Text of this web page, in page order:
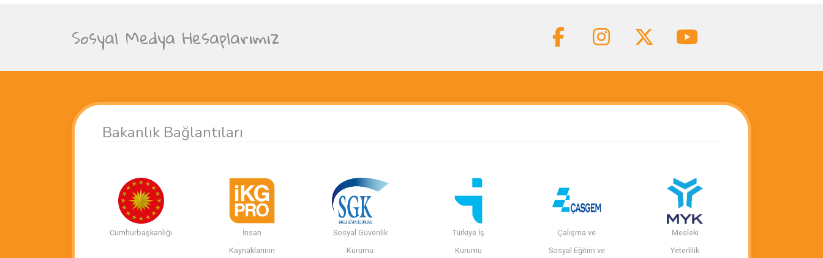
Sosyal Medya Hesaplarımız
Bakanlık Bağlantıları
Cumhurbaşkanlığı
İnsan
Kaynaklarının
Sosyal Güvenlik
Kurumu
Türkiye İş
Kurumu
Çalışma ve
Sosyal Eğitim ve
Mesleki
Yeterlilik